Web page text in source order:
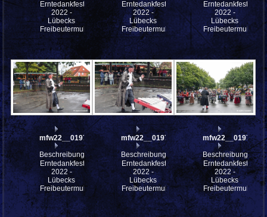
Erntedankfest
2022 -
Lübecks
Freibeutermukke
Erntedankfest
2022 -
Lübecks
Freibeutermukke
Erntedankfest
2022 -
Lübecks
Freibeutermukke
mfw22__0197964
Beschreibung:
Erntedankfest
2022 -
Lübecks
Freibeutermukke
mfw22__0197963
Beschreibung:
Erntedankfest
2022 -
Lübecks
Freibeutermukke
mfw22__0197961
Beschreibung:
Erntedankfest
2022 -
Lübecks
Freibeutermukke